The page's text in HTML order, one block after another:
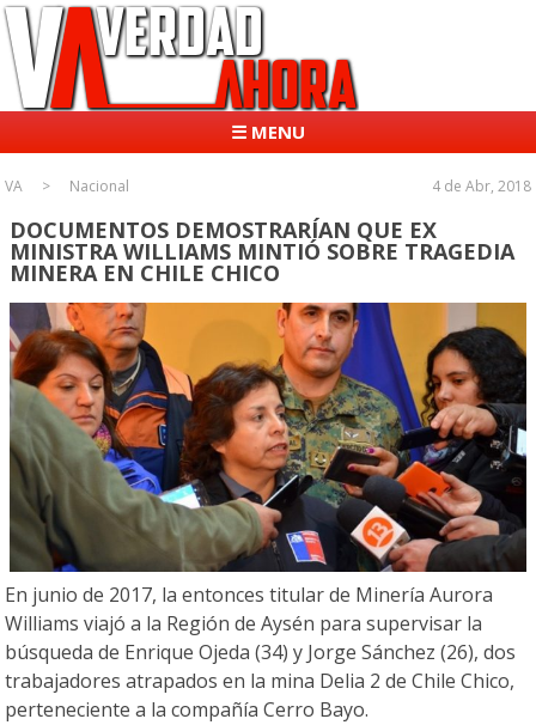
☰ MENU
VA Nacional 4 de Abr, 2018
DOCUMENTOS DEMOSTRARÍAN QUE EX
MINISTRA WILLIAMS MINTIÓ SOBRE TRAGEDIA
MINERA EN CHILE CHICO
En junio de 2017, la entonces titular de Minería Aurora
Williams viajó a la Región de Aysén para supervisar la
búsqueda de Enrique Ojeda (34) y Jorge Sánchez (26), dos
trabajadores atrapados en la mina Delia 2 de Chile Chico,
perteneciente a la compañía Cerro Bayo.